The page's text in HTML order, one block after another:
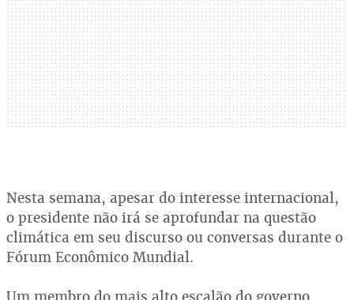
Nesta semana, apesar do interesse internacional,
o presidente não irá se aprofundar na questão
climática em seu discurso ou conversas durante o
Fórum Econômico Mundial.